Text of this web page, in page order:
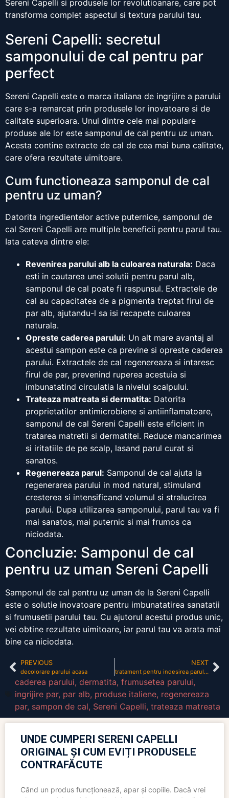
Sereni Capelli si produsele lor revolutioanare, care pot
transforma complet aspectul si textura parului tau.
Sereni Capelli: secretul
samponului de cal pentru par
perfect
Sereni Capelli este o marca italiana de ingrijire a parului
care s-a remarcat prin produsele lor inovatoare si de
calitate superioara. Unul dintre cele mai populare
produse ale lor este samponul de cal pentru uz uman.
Acesta contine extracte de cal de cea mai buna calitate,
care ofera rezultate uimitoare.
Cum functioneaza samponul de cal
pentru uz uman?
Datorita ingredientelor active puternice, samponul de
cal Sereni Capelli are multiple beneficii pentru parul tau.
Iata cateva dintre ele:
Revenirea parului alb la culoarea naturala: Daca
esti in cautarea unei solutii pentru parul alb,
samponul de cal poate fi raspunsul. Extractele de
cal au capacitatea de a pigmenta treptat firul de
par alb, ajutandu-l sa isi recapete culoarea
naturala.
Opreste caderea parului: Un alt mare avantaj al
acestui sampon este ca previne si opreste caderea
parului. Extractele de cal regenereaza si intaresc
firul de par, prevenind ruperea acestuia si
imbunatatind circulatia la nivelul scalpului.
Trateaza matreata si dermatita: Datorita
proprietatilor antimicrobiene si antiinflamatoare,
samponul de cal Sereni Capelli este eficient in
tratarea matretii si dermatitei. Reduce mancarimea
si iritatiile de pe scalp, lasand parul curat si
sanatos.
Regenereaza parul: Samponul de cal ajuta la
regenerarea parului in mod natural, stimuland
cresterea si intensificand volumul si stralucirea
parului. Dupa utilizarea samponului, parul tau va fi
mai sanatos, mai puternic si mai frumos ca
niciodata.
Concluzie: Samponul de cal
pentru uz uman Sereni Capelli
Samponul de cal pentru uz uman de la Sereni Capelli
este o solutie inovatoare pentru imbunatatirea sanatatii
si frumusetii parului tau. Cu ajutorul acestui produs unic,
vei obtine rezultate uimitoare, iar parul tau va arata mai
bine ca niciodata.
PREVIOUS
decolorare parului acasa
NEXT
tratament pentru indesirea parului la copii
caderea parului, dermatita, frumusetea parului,
ingrijire par, par alb, produse italiene, regenereaza
par, sampon de cal, Sereni Capelli, trateaza matreata
UNDE CUMPERI SERENI CAPELLI
ORIGINAL ȘI CUM EVIȚI PRODUSELE
CONTRAFĂCUTE
Când un produs funcționează, apar și copiile. Dacă vrei